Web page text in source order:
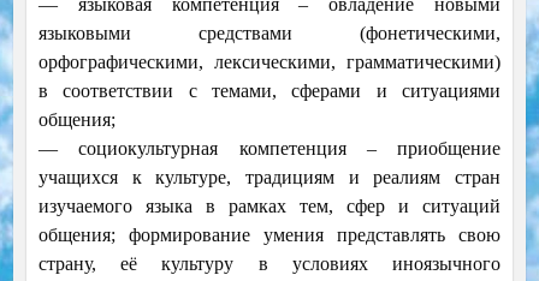
— языковая компетенция – овладение новыми
языковыми средствами (фонетическими,
орфографическими, лексическими, грамматическими)
в соответствии с темами, сферами и ситуациями
общения;
— социокультурная компетенция – приобщение
учащихся к культуре, традициям и реалиям стран
изучаемого языка в рамках тем, сфер и ситуаций
общения; формирование умения представлять свою
страну, её культуру в условиях иноязычного